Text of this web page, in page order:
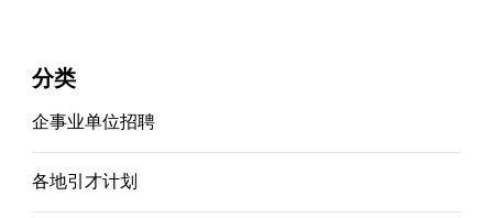
分类
企事业单位招聘
各地引才计划